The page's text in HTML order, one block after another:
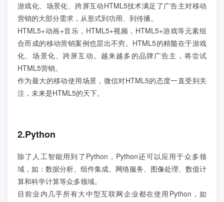
学员案例
人才培养
教育创新产品
关于我们
游戏化、场景化、跨屏互动HTML5技术满足了广告主对移动
营销的大部分需求，从形式到功用、到传播。
HTML5+动画+音乐，HTML5+视频，HTML5+游戏等元素组
合而成的移动营销案例也层出不穷。HTML5的精髓在于游戏
化、场景化、跨屏互动。越来越多的品牌广告主，将尝试
HTML5营销。
作为最大的移动使用场景，微信对HTML5的态度一直受到关
注，未来是HTML5的天下。
2.Python
除了人工智能用到了Python，Python还可以应用于众多领
域，如：数据分析、组件集成、网络服务、图像处理、数值计
算和科学计算等众多领域。
目前业内几乎所有大中型互联网企业都在使用Python，如